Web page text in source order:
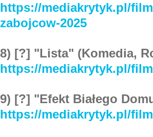
https://mediakrytyk.pl/
zabojcow-2025
8) [?] "Lista" (Komedia,
https://mediakrytyk.pl/
9) [?] "Efekt Białego
https://mediakrytyk.pl/